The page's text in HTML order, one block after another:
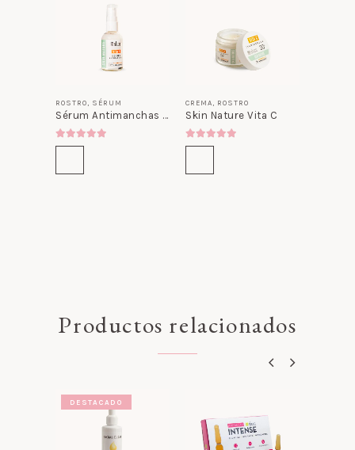
ROSTRO SÉRUM
Sérum Antimanchas Vita C
5.00out of 5
CREMA ROSTRO
Skin Nature Vita C
5.00out of 5
Productos relacionados
DESTACADO